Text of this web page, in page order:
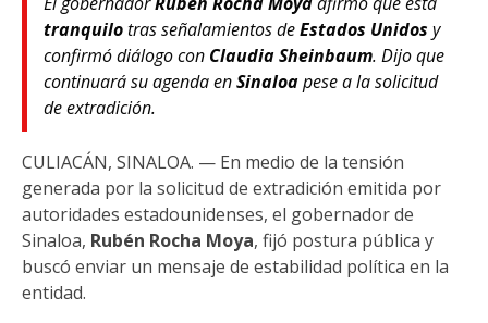
tranquilotras señalamientos deEstados Unidos y
confirmó diálogo con Claudia Sheinbaum. Dijo que
continuará su agenda enSinaloapese a la solicitud
de extradición.
CULIACÁN, SINALOA. — En medio de la tensión
generada por la solicitud de extradición emitida por
autoridades estadounidenses, el gobernador de
Sinaloa, Rubén Rocha Moya, fijó postura pública y
buscó enviar un mensaje de estabilidad política en la
entidad.